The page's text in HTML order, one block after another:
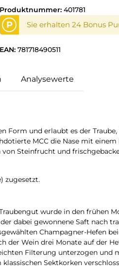
Produktnummer: 401781
P Sie erhalten 24 Bonus
EAN: 781718490511
Analysewerte
Form und erlaubt es der
MCC die Nase mit
Steinfrucht und
zugesetzt.
wurde in den frühen
dabei gewonnene Saft nach
Champagner-Hefen
der Wein drei Monate auf der
Filterung unterzogen und
Sektkorken